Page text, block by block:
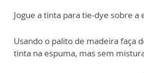
Jogue a tinta para tie-dye sobre a
Usando o palito de madeira faça
tinta na espuma, mas sem